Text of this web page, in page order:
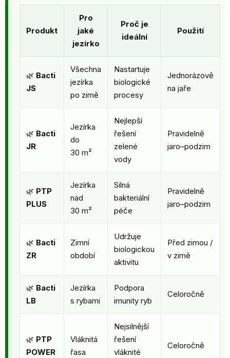
Produkt
Pro
jaké
jezírko
Proč je
ideální
Použití
🌿 Bacti
JS
Všechna
jezírka
po zimě
Nastartuje
biologické
procesy
Jednorázově
na jaře
🌿 Bacti
JR
Jezírka
do
30 m²
Nejlepší
řešení
zelené
vody
Pravidelně
jaro–podzim
🌿 PTP
PLUS
Jezírka
nad
30 m²
Silná
bakteriální
péče
Pravidelně
jaro–podzim
🌿 Bacti
ZR
Zimní
období
Udržuje
biologickou
aktivitu
Před zimou /
v zimě
🌿 Bacti
LB
Jezírka
s rybami
Podpora
imunity ryb
Celoročně
🌿 PTP
POWER
Vláknitá
řasa
Nejsilnější
řešení
vláknité
Celoročně